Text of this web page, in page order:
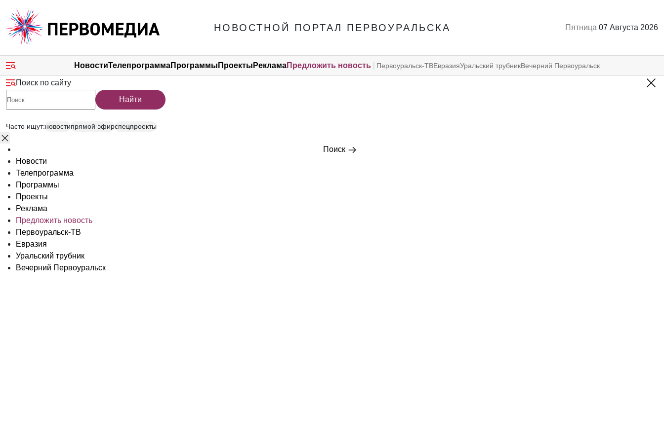
НОВОСТНОЙ ПОРТАЛ ПЕРВОУРАЛЬСКА Пятница 07 Августа 2026
НовостиТелепрограммаПрограммы Проекты РекламаПредложить новость Первоуральск-ТВЕвразияУральский трубникВечерний Первоуральск
Поиск по сайту
Найти
Часто ищут:новостипрямой эфирспецпроекты
Поиск
Новости
Телепрограмма
Программы
Проекты
Реклама
Предложить новость
Первоуральск-ТВ
Евразия
Уральский трубник
Вечерний Первоуральск